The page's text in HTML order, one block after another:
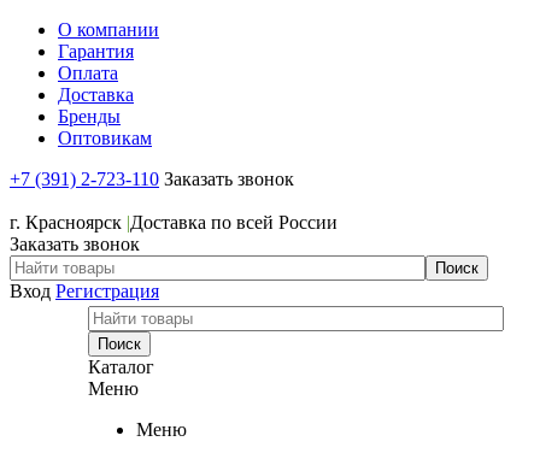
О компании
Гарантия
Оплата
Доставка
Бренды
Оптовикам
+7 (391) 2-723-110 Заказать звонок
г. Красноярск |Доставка по всей России
Заказать звонок
Вход Регистрация
Каталог
Меню
Меню